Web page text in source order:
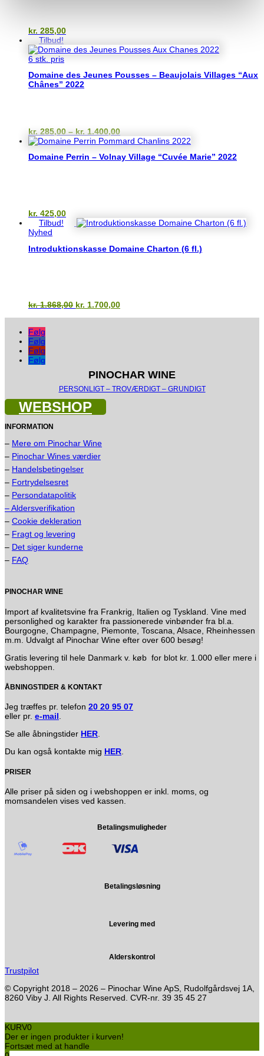
kr. 285,00
Tilbud!
6 stk. pris
Domaine des Jeunes Pousses – Beaujolais Villages “Aux
Chânes” 2022
kr. 285,00 – kr. 1.400,00Prisinterval:
kr. 285,00
kr. 1.400,00
Domaine Perrin – Volnay Village “Cuvée Marie” 2022
kr. 425,00
Tilbud!
Nyhed
Introduktionskasse Domaine Charton (6 fl.)
kr.1.868,00 Den
kr. 1.700,00Den
Følg
Følg
Følg
Følg
PINOCHAR WINE
PERSONLIGT – TROVÆRDIGT – GRUNDIGT
WEBSHOP
INFORMATION
– Mere om Pinochar Wine
– Pinochar Wines værdier
– Handelsbetingelser
– Fortrydelsesret
– Persondatapolitik
– Aldersverifikation
– Cookie dekleration
– Fragt og levering
– Det siger kunderne
– FAQ
PINOCHAR WINE
Import af kvalitetsvine fra Frankrig, Italien og Tyskland. Vine med
personlighed og karakter fra passionerede vinbønder fra bl.a.
Bourgogne, Champagne, Piemonte, Toscana, Alsace, Rheinhessen
m.m. Udvalgt af Pinochar Wine efter over 600 besøg!
Gratis levering til hele Danmark v. køb for blot kr. 1.000 eller mere i
webshoppen.
ÅBNINGSTIDER & KONTAKT
Jeg træffes pr. telefon 20 20 95 07
eller pr. e-mail.
Se alle åbningstider HER.
Du kan også kontakte mig HER.
PRISER
Alle priser på siden og i webshoppen er inkl. moms, og
momsandelen vises ved kassen.
Betalingsmuligheder
Betalingsløsning
Levering med
Alderskontrol
Trustpilot
© Copyright 2018 – 2026 – Pinochar Wine ApS, Rudolfgårdsvej 1A,
8260 Viby J. All Rights Reserved. CVR-nr. 39 35 45 27
KURV0
Der er ingen produkter i kurven!
Fortsæt med at handle